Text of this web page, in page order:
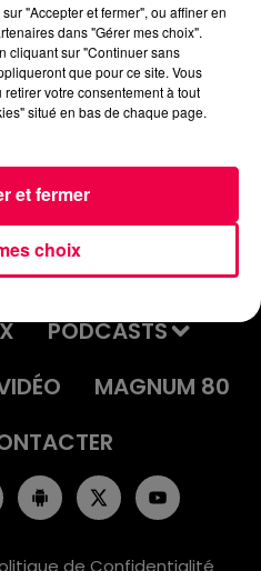
#581 -
DOLLS
EMISSIONS
PODCASTS
MAGNUM 80
de Confidentialité
"Accepter et fermer", ou affiner en
dans "Gérer mes choix".
cliquant sur "Continuer sans
que pour ce site. Vous
votre consentement à tout
situé en bas de chaque page.
choix
et fermer